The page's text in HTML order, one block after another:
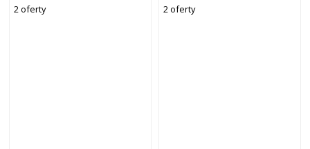
SIWYCH WŁOSÓW, 60ML HC
8,12 | JASNY POPIELATY
2 oferty
ŚREDNI ZŁOTY MIEDZIANY
BLOND
2 oferty